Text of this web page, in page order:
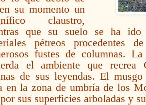
su momento un
claustro,
que su suelo se ha
pétreos procedentes
fustes de columnas.
el ambiente que recrea
de sus leyendas. El
en la zona de umbría de los
sus superficies arboladas y